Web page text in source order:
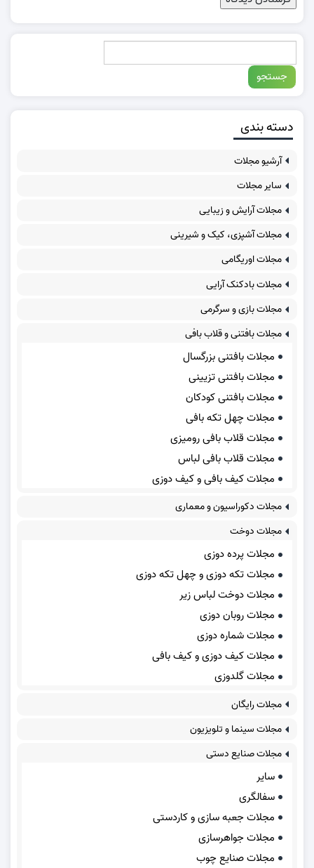
دسته بندی
آرشیو مجلات
سایر مجلات
مجلات آرایش و زیبایی
مجلات آشپزی، کیک و شیرینی
مجلات اوریگامی
مجلات بادکنک آرایی
مجلات بازی و سرگرمی
مجلات بافتنی و قلاب بافی
مجلات بافتنی بزرگسال
مجلات بافتنی تزیینی
مجلات بافتنی کودکان
مجلات چهل تکه بافی
مجلات قلاب بافی رومیزی
مجلات قلاب بافی لباس
مجلات کیف بافی و کیف دوزی
مجلات دکوراسیون و معماری
مجلات دوخت
مجلات پرده دوزی
مجلات تکه دوزی و چهل تکه دوزی
مجلات دوخت لباس زیر
مجلات روبان دوزی
مجلات شماره دوزی
مجلات کیف دوزی و کیف بافی
مجلات گلدوزی
مجلات رایگان
مجلات سینما و تلویزیون
مجلات صنایع دستی
سایر
سفالگری
مجلات جعبه سازی و کاردستی
مجلات جواهرسازی
مجلات صنایع چوب